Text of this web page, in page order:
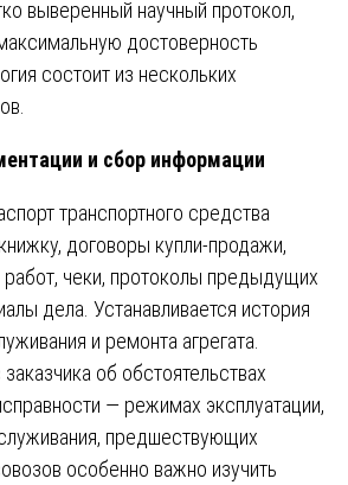
выверенный научный протокол,
достоверность
состоит из нескольких
и сбор информации
транспортного средства
договоры купли-продажи,
чеки, протоколы предыдущих
дела. Устанавливается история
и ремонта агрегата.
об обстоятельствах
— режимах эксплуатации,
предшествующих
особенно важно изучить